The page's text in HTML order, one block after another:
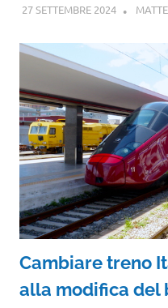
27 SETTEMBRE 2024
Cambiare treno
alla modifica del